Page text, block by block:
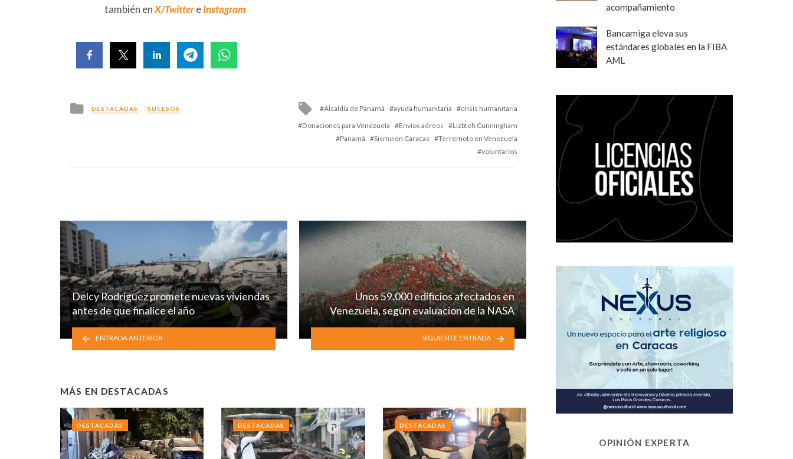
también enX/TwittereInstagram
Posted
in
DESTACADAS SUCESOS
Tagged
with
Alcaldía de Panamá ayuda humanitaria
crisis humanitaria
Donaciones para Venezuela
Envíos aéreos
Lizbteh Cunningham
Panamá
Sismo en Caracas
Terremoto en Venezuela
voluntarios
Delcy Rodríguez promete nuevas viviendas
antes de que finalice el año
ENTRADA ANTERIOR
Unos 59.000 edificios afectados en
Venezuela, según evaluacion de la NASA
SIGUIENTE ENTRADA
MÁS EN DESTACADAS
DESTACADAS DESTACADAS DESTACADAS
acompañamiento
Bancamiga eleva sus
estándares globales en la FIBA
AML
OPINIÓN EXPERTA